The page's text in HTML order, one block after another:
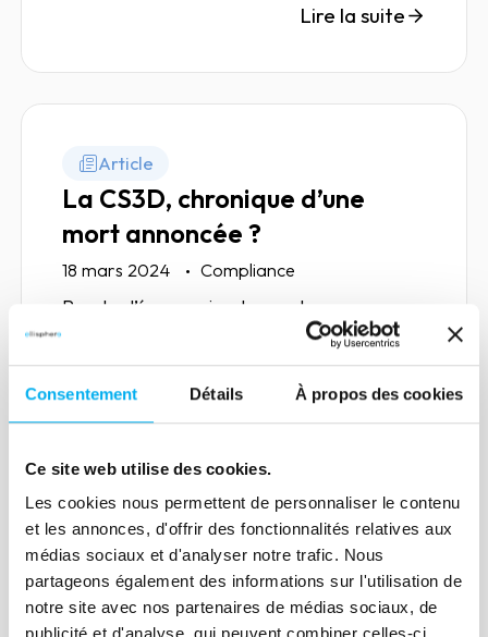
Consentement Détails À propos des cookies
Ce site web utilise des cookies.
Les cookies nous permettent de personnaliser le contenu
et les annonces, d'offrir des fonctionnalités relatives aux
médias sociaux et d'analyser notre trafic. Nous
partageons également des informations sur l'utilisation de
notre site avec nos partenaires de médias sociaux, de
Lire la suite
Article
La CS3D, chronique d’une
mort annoncée ?
18 mars 2024 Compliance
Rendre l’économie plus vertueuse en
apportant des outils d'aide à la prise de
décision qui permettent aux entreprises
de choisir au mieux leurs partenaires
commerciaux.
Article